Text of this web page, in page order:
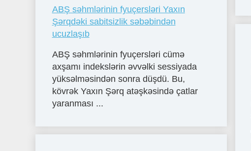
ABŞ səhmlərinin fyuçersləri Yaxın
Şərqdəki sabitsizlik səbəbindən
ucuzlaşıb
ABŞ səhmlərinin fyuçersləri cümə
axşamı indekslərin əvvəlki sessiyada
yüksəlməsindən sonra düşdü. Bu,
kövrək Yaxın Şərq atəşkəsində çatlar
yaranması ...